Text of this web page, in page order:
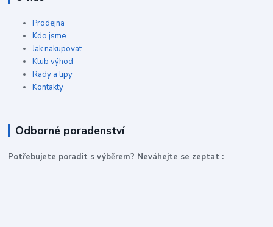
Prodejna
Kdo jsme
Jak nakupovat
Klub výhod
Rady a tipy
Kontakty
Odborné poradenství
Potřebujete poradit s výběrem? Neváhejte se zeptat :